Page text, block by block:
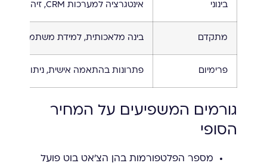
בינוני אינטגרציה למערכות CRM, זיהוי כוונות, ניתוב לקוחות
מתקדם בינה מלאכותית, למידת משתמש,
פרימיום פתרונות בהתאמה אישית, ניתוח
גורמים המשפיעים על המחיר
הסופי
מספר הפלטפורמות בהן הצ'אט בוט פועל